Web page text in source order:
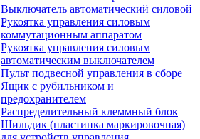
Выключатель автоматический силовой
Рукоятка управления силовым
коммутационным аппаратом
Рукоятка управления силовым
автоматическим выключателем
Пульт подвесной управления в сборе
Ящик с рубильником и
предохранителем
Распределительный клеммный блок
Шильдик (пластинка маркировочная)